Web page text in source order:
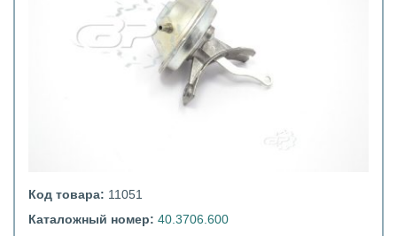
Код товара: 11051
Каталожный номер: 40.3706.600